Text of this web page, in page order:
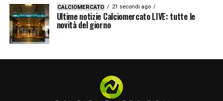
CALCIOMERCATO 21 secondi ago
Ultime notizie Calciomercato LIVE: tutte le
novità del giorno